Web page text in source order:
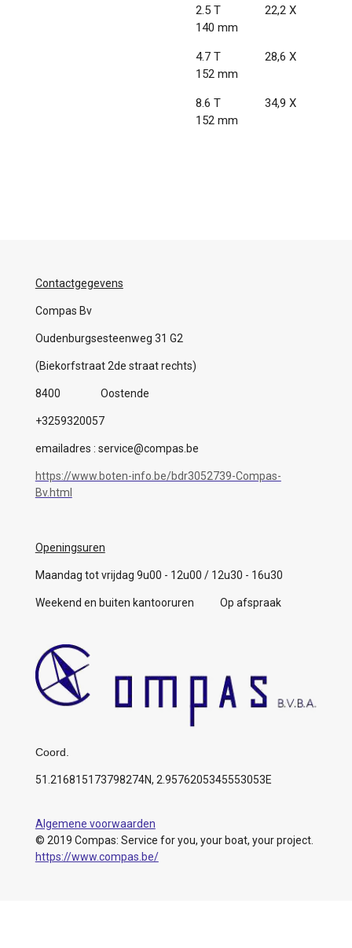
2.5 T 22,2 X
140 mm
4.7 T 28,6 X
152 mm
8.6 T 34,9 X
152 mm
Contactgegevens
Compas Bv
Oudenburgsesteenweg 31 G2
(Biekorfstraat 2de straat rechts)
8400 Oostende
+3259320057
emailadres : service@compas.be
https://www.boten-info.be/bdr3052739-Compas-
Bv.html
Openingsuren
Maandag tot vrijdag 9u00 - 12u00 / 12u30 - 16u30
Weekend en buiten kantooruren Op afspraak
Coord.
51.216815173798274N, 2.9576205345553053E
Algemene voorwaarden
© 2019 Compas: Service for you, your boat, your project.
https://www.compas.be/